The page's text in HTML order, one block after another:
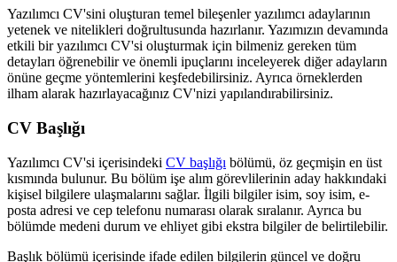
Yazılımcı CV'sini oluşturan temel bileşenler yazılımcı adaylarının
yetenek ve nitelikleri doğrultusunda hazırlanır. Yazımızın devamında
etkili bir yazılımcı CV'si oluşturmak için bilmeniz gereken tüm
detayları öğrenebilir ve önemli ipuçlarını inceleyerek diğer adayların
önüne geçme yöntemlerini keşfedebilirsiniz. Ayrıca örneklerden
ilham alarak hazırlayacağınız CV'nizi yapılandırabilirsiniz.
CV Başlığı
Yazılımcı CV'si içerisindeki CV başlığı bölümü, öz geçmişin en üst
kısmında bulunur. Bu bölüm işe alım görevlilerinin aday hakkındaki
kişisel bilgilere ulaşmalarını sağlar. İlgili bilgiler isim, soy isim, e-
posta adresi ve cep telefonu numarası olarak sıralanır. Ayrıca bu
bölümde medeni durum ve ehliyet gibi ekstra bilgiler de belirtilebilir.
Başlık bölümü içerisinde ifade edilen bilgilerin güncel ve doğru